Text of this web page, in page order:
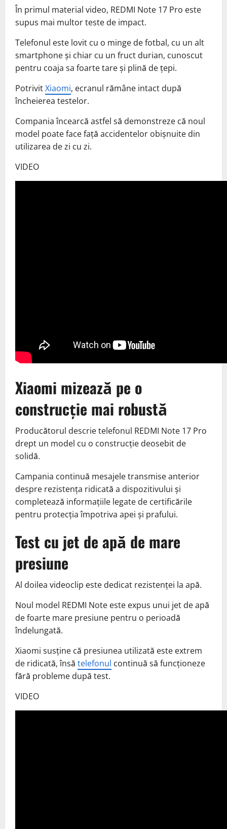
În primul material video, REDMI Note 17 Pro este
supus mai multor teste de impact.
Telefonul este lovit cu o minge de fotbal, cu un alt
smartphone și chiar cu un fruct durian, cunoscut
pentru coaja sa foarte tare și plină de țepi.
PotrivitXiaomi, ecranul rămâne intact după
încheierea testelor.
Compania încearcă astfel să demonstreze că noul
model poate face față accidentelor obișnuite din
utilizarea de zi cu zi.
VIDEO
Xiaomi mizează pe o
construcție mai robustă
Producătorul descrie telefonul REDMI Note 17 Pro
drept un model cu o construcție deosebit de
solidă.
Campania continuă mesajele transmise anterior
despre rezistența ridicată a dispozitivului și
completează informațiile legate de certificările
pentru protecția împotriva apei și prafului.
Test cu jet de apă de mare
presiune
Al doilea videoclip este dedicat rezistenței la apă.
Noul model REDMI Note este expus unui jet de apă
de foarte mare presiune pentru o perioadă
îndelungată.
Xiaomi susține că presiunea utilizată este extrem
de ridicată, însă telefonul continuă să funcționeze
fără probleme după test.
VIDEO